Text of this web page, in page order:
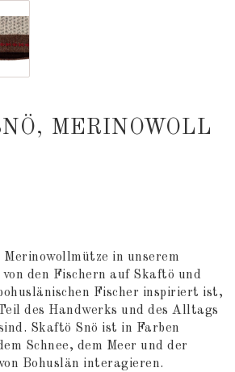
MERINOWOLL
favorites
in unserem
von den Fischern auf Skaftö und
Fischer inspiriert ist,
des Handwerks und des Alltags
Skaftö Snö ist in Farben
Schnee, dem Meer und der
Bohuslän interagieren.